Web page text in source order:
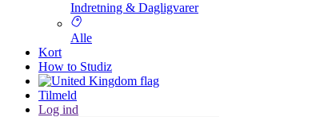
Indretning & Dagligvarer
Alle
Kort
How to Studiz
Tilmeld
Log ind